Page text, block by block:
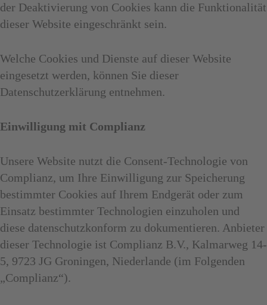
der Deaktivierung von Cookies kann die Funktionalität
dieser Website eingeschränkt sein.
Welche Cookies und Dienste auf dieser Website
eingesetzt werden, können Sie dieser
Datenschutzerklärung entnehmen.
Einwilligung mit Complianz
Unsere Website nutzt die Consent-Technologie von
Complianz, um Ihre Einwilligung zur Speicherung
bestimmter Cookies auf Ihrem Endgerät oder zum
Einsatz bestimmter Technologien einzuholen und
diese datenschutzkonform zu dokumentieren. Anbieter
dieser Technologie ist Complianz B.V., Kalmarweg 14-
5, 9723 JG Groningen, Niederlande (im Folgenden
„Complianz“).